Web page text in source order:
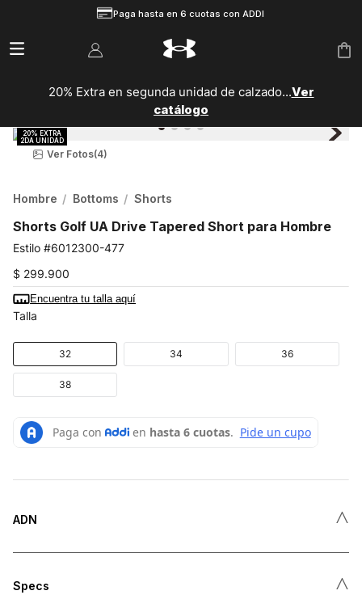
Paga hasta en 6 cuotas con ADDI
20% Extra en segunda unidad de calzado...Ver
catálogo
Ver Fotos(4)
Hombre Bottoms Shorts
Shorts Golf UA Drive Tapered Short para Hombre
6012300-477
$ 299.900
Encuentra tu talla aquí
Talla
32 34 36
38
ADN ˄
Specs ˄